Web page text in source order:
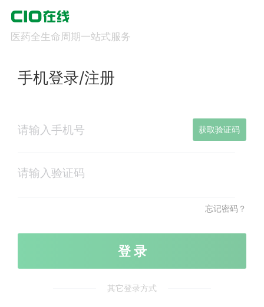
医药全生命周期一站式服务
手机登录/注册
获取验证码
忘记密码？
登 录
其它登录方式